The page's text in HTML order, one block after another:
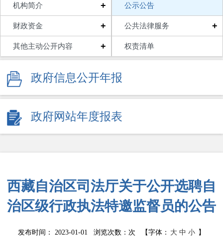
机构简介 + 公示公告
财政资金 + 公共法律服务 +
其他主动公开内容 + 权责清单
政府信息公开年报
政府网站年度报表
西藏自治区司法厅关于公开选聘自
治区级行政执法特邀监督员的公告
发布时间： 2023-01-01 浏览次数： 次 【字体： 大 中 小 】